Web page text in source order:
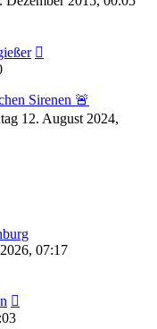
Sirenen 🚨
12. August 2024,
07:17